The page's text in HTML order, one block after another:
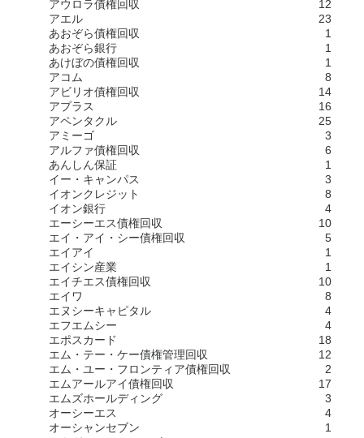
アウロラ債権回収
12
アエル
23
あおぞら債権回収
1
あおぞら銀行
1
あけぼの債権回収
1
アコム
8
アビリオ債権回収
14
アプラス
16
アペンタクル
25
アミーゴ
3
アルファ債権回収
6
あんしん保証
1
イー・キャンパス
3
イオンクレジット
8
イオン銀行
4
エーシーエス債権回収
10
エイ・アイ・シー債権回収
5
エイアイ
1
エイシン産業
1
エイチエス債権回収
10
エイワ
8
エヌシーキャピタル
4
エフエムシー
4
エポスカード
18
エム・テー・ケー債権管理回収
12
エム・ユー・フロンティア債権回収
2
エムアールアイ債権回収
17
エムズホールディング
3
オーシーエス
4
オーシャンセブン
1